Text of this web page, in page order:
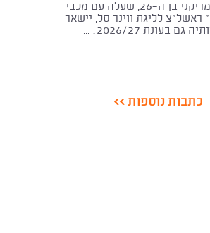
הרכז האמריקני בן ה־26, שעלה עם מכבי
ראשל"צ לליגת ווינר סל, יישאר
גם בעונת 2026/27: ...
כתבות נוספות >>